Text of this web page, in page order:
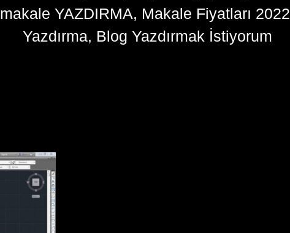
YAZDIRMA, Makale Fiyatları
Yazdırma, Blog Yazdırmak İstiyorum